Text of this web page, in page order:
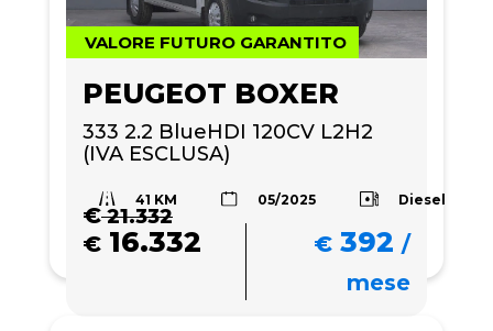
VALORE FUTURO GARANTITO
PEUGEOT BOXER
333 2.2 BlueHDI 120CV L2H2
(IVA ESCLUSA)
41 KM 05/2025 Diesel
€21.332
€ 16.332 € 392 /
mese